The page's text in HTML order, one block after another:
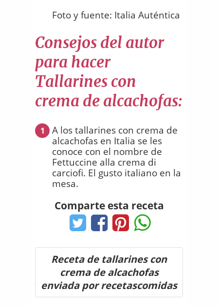
Foto y fuente: Italia Auténtica
Consejos del autor
para hacer
Tallarines con
crema de alcachofas:
1
A los tallarines con crema de
alcachofas en Italia se les
conoce con el nombre de
Fettuccine alla crema di
carciofi. El gusto italiano en la
mesa.
Comparte esta receta
Receta de tallarines con
crema de alcachofas
enviada por recetascomidas